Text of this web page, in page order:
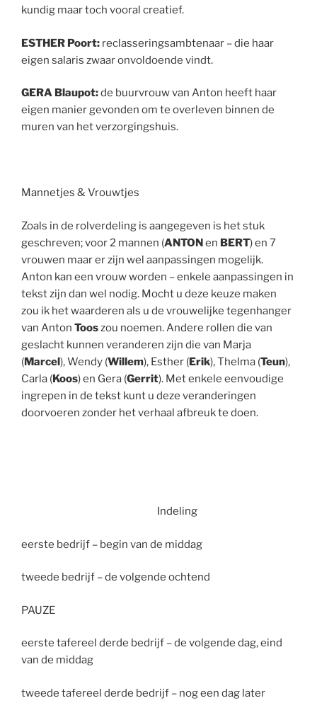
kundig maar toch vooral creatief.
ESTHER Poort: reclasseringsambtenaar – die haar
eigen salaris zwaar onvoldoende vindt.
GERA Blaupot:de buurvrouw van Anton heeft haar
eigen manier gevonden om te overleven binnen de
muren van het verzorgingshuis.
Mannetjes & Vrouwtjes
Zoals in de rolverdeling is aangegeven is het stuk
geschreven; voor 2 mannen (ANTONen BERT) en 7
vrouwen maar er zijn wel aanpassingen mogelijk.
Anton kan een vrouw worden – enkele aanpassingen in
tekst zijn dan wel nodig. Mocht u deze keuze maken
zou ik het waarderen als u de vrouwelijke tegenhanger
van Anton Tooszou noemen. Andere rollen die van
geslacht kunnen veranderen zijn die van Marja
(Marcel), Wendy (Willem), Esther (Erik), Thelma (Teun),
Carla (Koos) en Gera (Gerrit). Met enkele eenvoudige
ingrepen in de tekst kunt u deze veranderingen
doorvoeren zonder het verhaal afbreuk te doen.
Indeling
eerste bedrijf – begin van de middag
tweede bedrijf – de volgende ochtend
PAUZE
eerste tafereel derde bedrijf – de volgende dag, eind
van de middag
tweede tafereel derde bedrijf – nog een dag later